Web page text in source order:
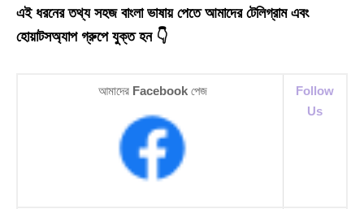
এই ধরনের তথ্য সহজ বাংলা ভাষায় পেতে আমাদের টেলিগ্রাম এবং
হোয়াটসঅ্যাপ গ্রুপে যুক্ত হন 👇
আমাদের Facebook পেজ
Follow
Us